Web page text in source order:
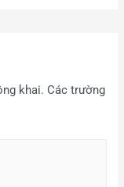
khai. Các trường